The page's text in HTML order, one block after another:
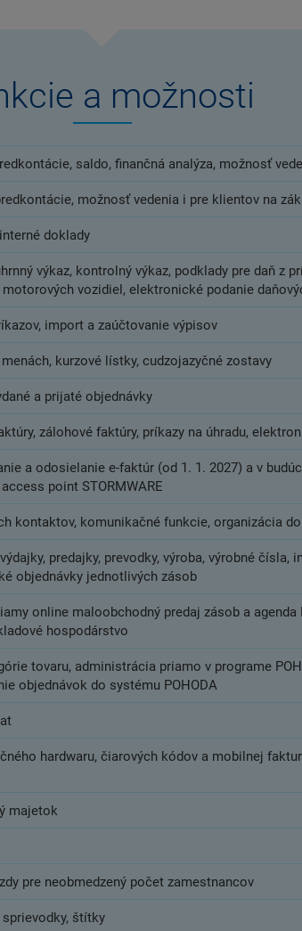
a možnosti
saldo, finančná analýza, možnosť
možnosť vedenia i pre klientov na
doklady
výkaz, kontrolný výkaz, podklady pre daň z
vozidiel, elektronické podanie
import a zaúčtovanie výpisov
kurzové lístky, cudzojazyčné zostavy
a prijaté objednávky
zálohové faktúry, príkazy na úhradu,
a odosielanie e-faktúr (od 1. 1. 2027) a v
point STORMWARE
kontaktov, komunikačné funkcie, organizácia
predajky, prevodky, výroba, výrobné čísla,
objednávky jednotlivých zásob
online maloobchodný predaj zásob a
hospodárstvo
tovaru, administrácia priamo v programe
objednávok do systému POHODA
hardwaru, čiarových kódov a mobilnej
majetok
pre neobmedzený počet zamestnancov
sprievodky, štítky